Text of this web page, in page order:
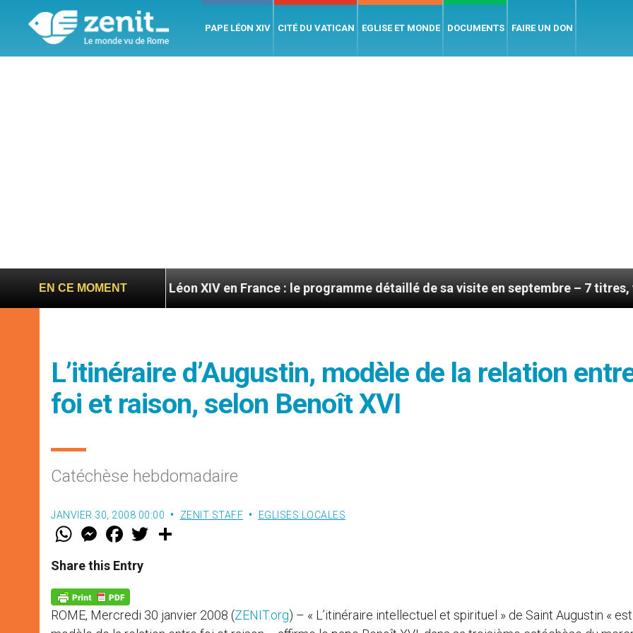
PAPE LÉON XIV CITÉ DU VATICAN EGLISE ET MONDE DOCUMENTS FAIRE UN DON
EN CE MOMENTLéon XIV en France : le programme détaillé de sa visite en septembre – 7 titres, vendredi 7
L’itinéraire d’Augustin, modèle de la relation
foi et raison, selon Benoît XVI
Catéchèse hebdomadaire
JANVIER 30, 2008 00:00 ZENIT STAFF EGLISES LOCALES
W
t
s
p
p
M
e
s
e
g
e
r
F
a
e
b
k
w
Share this Entry
ROME, Mercredi 30 janvier 2008 (ZENIT.org) – « L’itinéraire intellectuel et spirituel » de Saint Augustin «